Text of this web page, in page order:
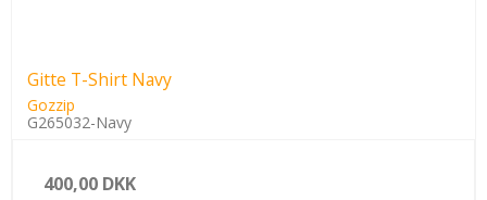
Gitte T-Shirt Navy
Gozzip
G265032-Navy
400,00 DKK